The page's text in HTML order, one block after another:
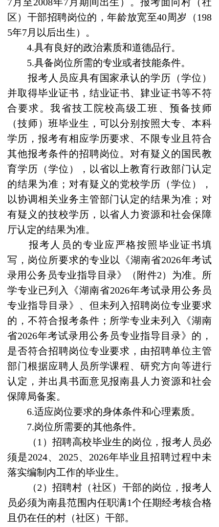
区）干部招聘岗位的，年龄放宽至40周岁（198
5年7月以后出生）。
4.具有良好的政治素质和道德品行。
5.具备岗位所需的专业或者技能条件。
报考人员应具有国家承认的学历（学位）
并取得毕业证书，结业证书、肄业证书等不符
合要求。我省技工院校高级工班、预备技师
（技师）班毕业生，可以分别按照大专、本科
学历，报考有相应学历要求、不限专业且符合
其他报考条件的招聘岗位。对有疑义的国民教
育学历（学位），以省以上教育行政部门认定
的结果为准；对有疑义的党校学历（学位），
以协调相关业务主管部门认定的结果为准；对
有疑义的技校学历，以省人力资源和社会保障
厅认定的结果为准。
报考人员的专业应严格按照毕业证书填
写，岗位所要求的专业以《湖南省2026年考试
录用公务员专业指导目录》（附件2）为准。所
学专业已列入《湖南省2026年考试录用公务员
专业指导目录》、但未列入招聘岗位专业要求
的，不符合报考条件；所学专业未列入《湖南
省2026年考试录用公务员专业指导目录》的，
是否符合招聘岗位专业要求，由招聘单位主管
部门根据应聘人员所学课程、研究方向等进行
认定，并出具书面意见报南县人力资源和社会
保障局备案。
6.适应岗位要求的身体条件和心理素质。
7.岗位所需要的其他条件。
（1）招聘高校毕业生的岗位，报考人员必
须是2024、2025、2026年毕业且招聘过程中未
落实编制内工作的毕业生。
（2）招聘村（社区）干部的岗位，报考人
员必须为南县范围内任职满1个任期经考核合格
且仍在任的村（社区）干部。